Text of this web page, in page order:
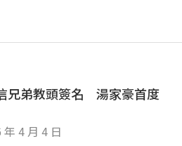
兄弟教頭簽名 湯家豪首度
年 4 月 4 日